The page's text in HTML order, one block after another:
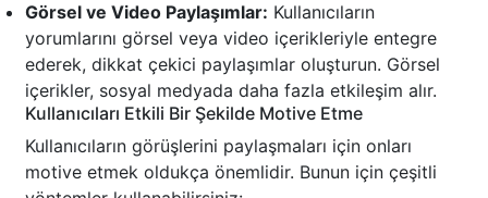
Görsel ve Video Paylaşımlar: Kullanıcıların
yorumlarını görsel veya video içerikleriyle entegre
ederek, dikkat çekici paylaşımlar oluşturun. Görsel
içerikler, sosyal medyada daha fazla etkileşim alır.
Kullanıcıları Etkili Bir Şekilde Motive Etme
Kullanıcıların görüşlerini paylaşmaları için onları
motive etmek oldukça önemlidir. Bunun için çeşitli